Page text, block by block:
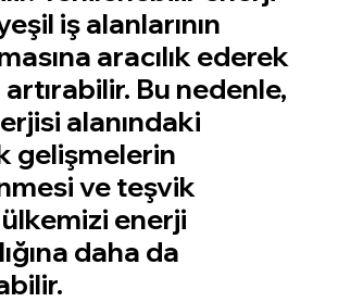
iş alanlarının
aracılık ederek
Bu nedenle,
alanındaki
gelişmelerin
ve teşvik
enerji
daha da